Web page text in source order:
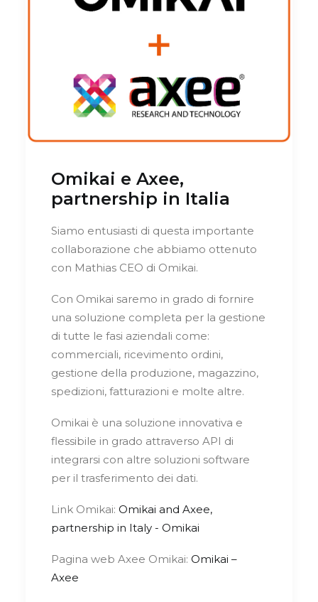
Omikai e Axee,
partnership in Italia
Siamo entusiasti di questa importante
collaborazione che abbiamo ottenuto
con Mathias CEO di Omikai.
Con Omikai saremo in grado di fornire
una soluzione completa per la gestione
di tutte le fasi aziendali come:
commerciali, ricevimento ordini,
gestione della produzione, magazzino,
spedizioni, fatturazioni e molte altre.
Omikai è una soluzione innovativa e
flessibile in grado attraverso API di
integrarsi con altre soluzioni software
per il trasferimento dei dati.
Link Omikai: Omikai and Axee,
partnership in Italy - Omikai
Pagina web Axee Omikai: Omikai –
Axee